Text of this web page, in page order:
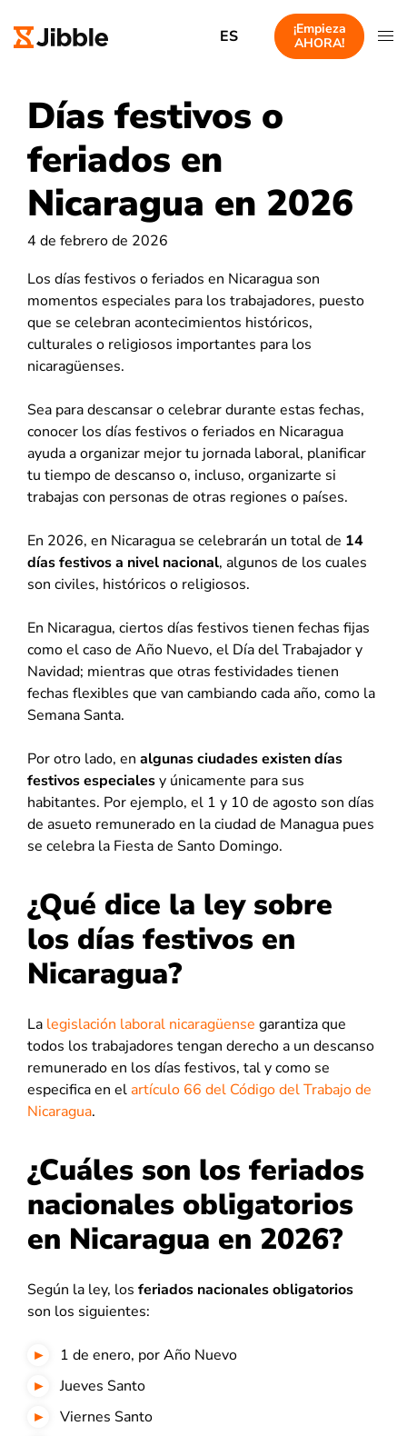
ES
¡Empieza
AHORA!
Días festivos o
feriados en
Nicaragua en 2026
4 de febrero de 2026
Los días festivos o feriados en Nicaragua son
momentos especiales para los trabajadores, puesto
que se celebran acontecimientos históricos,
culturales o religiosos importantes para los
nicaragüenses.
Sea para descansar o celebrar durante estas fechas,
conocer los días festivos o feriados en Nicaragua
ayuda a organizar mejor tu jornada laboral, planificar
tu tiempo de descanso o, incluso, organizarte si
trabajas con personas de otras regiones o países.
En 2026, en Nicaragua se celebrarán un total de 14
días festivos a nivel nacional, algunos de los cuales
son civiles, históricos o religiosos.
En Nicaragua, ciertos días festivos tienen fechas fijas
como el caso de Año Nuevo, el Día del Trabajador y
Navidad; mientras que otras festividades tienen
fechas flexibles que van cambiando cada año, como la
Semana Santa.
Por otro lado, en algunas ciudades existen días
festivos especialesy únicamente para sus
habitantes. Por ejemplo, el 1 y 10 de agosto son días
de asueto remunerado en la ciudad de Managua pues
se celebra la Fiesta de Santo Domingo.
¿Qué dice la ley sobre
los días festivos en
Nicaragua?
La legislación laboral nicaragüense garantiza que
todos los trabajadores tengan derecho a un descanso
remunerado en los días festivos, tal y como se
especifica en elartículo 66 del Código del Trabajo de
Nicaragua.
¿Cuáles son los feriados
nacionales obligatorios
en Nicaragua en 2026?
Según la ley, los feriados nacionales obligatorios
son los siguientes:
1 de enero, por Año Nuevo
Jueves Santo
Viernes Santo